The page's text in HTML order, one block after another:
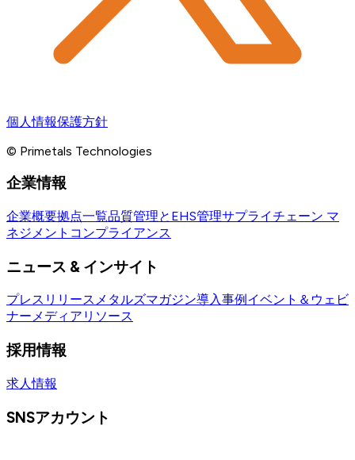
個人情報保護方針
© Primetals Technologies
企業情報
企業概要拠点一覧品質管理とEHS管理サプライチェーン マ
ネジメント コンプライアンス
ニュース & インサイト
プレスリリース メタルズマガジン導入事例 イベント＆ウェビ
ナーメディアリソース
採用情報
求人情報
SNSアカウント